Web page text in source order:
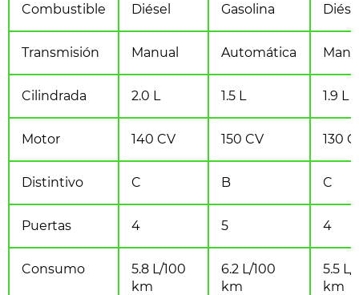
Combustible Diésel Gasolina
Transmisión Manual Automática
Cilindrada 2.0 L 1.5 L 1.9 L
Motor 140 CV 150 CV 130
Distintivo C B C
Puertas 4 5 4
Consumo
5.8 L/100
km
6.2 L/100
km
5.5 L/
km